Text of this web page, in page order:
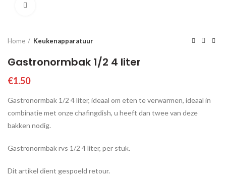
Home Keukenapparatuur
Gastronormbak 1/2 4 liter
€1.50
Gastronormbak 1/2 4 liter, ideaal om eten te verwarmen, ideaal in
combinatie met onze chafingdish, u heeft dan twee van deze
bakken nodig.
Gastronormbak rvs 1/2 4 liter, per stuk.
Dit artikel dient gespoeld retour.